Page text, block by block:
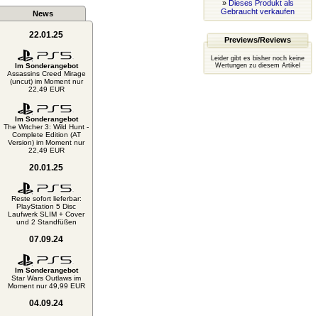
News
22.01.25
Im Sonderangebot
Assassins Creed Mirage
(uncut) im Moment nur
22,49 EUR
Im Sonderangebot
The Witcher 3: Wild Hunt -
Complete Edition (AT
Version) im Moment nur
22,49 EUR
20.01.25
Reste sofort lieferbar:
PlayStation 5 Disc
Laufwerk SLIM + Cover
und 2 Standfüßen
07.09.24
Im Sonderangebot
Star Wars Outlaws im
Moment nur 49,99 EUR
04.09.24
» Dieses Produkt als
Gebraucht verkaufen
Previews/Reviews
Leider gibt es bisher noch keine
Wertungen zu diesem Artikel